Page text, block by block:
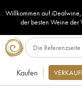
Willkommen auf iDealwine,
der besten Weine der
Kaufen